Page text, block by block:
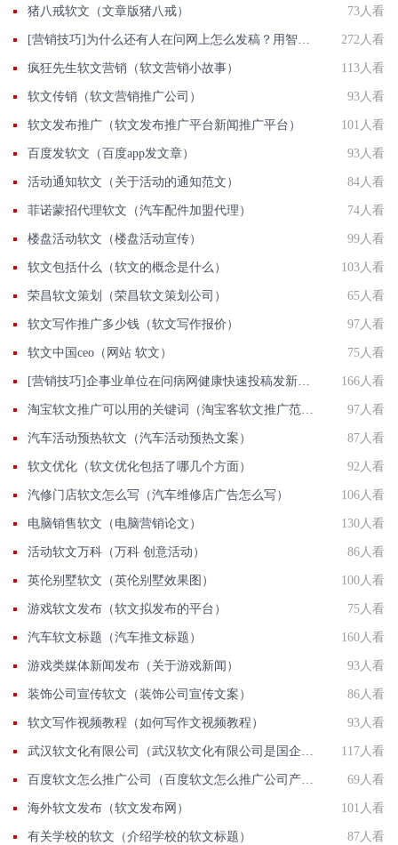
猪八戒软文（文章版猪八戒） 73人看
[营销技巧]为什么还有人在问网上怎么发稿？用智慧软文 272人看
疯狂先生软文营销（软文营销小故事） 113人看
软文传销（软文营销推广公司） 93人看
软文发布推广（软文发布推广平台新闻推广平台） 101人看
百度发软文（百度app发文章） 93人看
活动通知软文（关于活动的通知范文） 84人看
菲诺蒙招代理软文（汽车配件加盟代理） 74人看
楼盘活动软文（楼盘活动宣传） 99人看
软文包括什么（软文的概念是什么） 103人看
荣昌软文策划（荣昌软文策划公司） 65人看
软文写作推广多少钱（软文写作报价） 97人看
软文中国ceo（网站 软文） 75人看
[营销技巧]企事业单位在问病网健康快速投稿发新闻联系方法智慧新闻平台入口 166人看
淘宝软文推广可以用的关键词（淘宝客软文推广范文） 97人看
汽车活动预热软文（汽车活动预热文案） 87人看
软文优化（软文优化包括了哪几个方面） 92人看
汽修门店软文怎么写（汽车维修店广告怎么写） 106人看
电脑销售软文（电脑营销论文） 130人看
活动软文万科（万科 创意活动） 86人看
英伦别墅软文（英伦别墅效果图） 100人看
游戏软文发布（软文拟发布的平台） 75人看
汽车软文标题（汽车推文标题） 160人看
游戏类媒体新闻发布（关于游戏新闻） 93人看
装饰公司宣传软文（装饰公司宣传文案） 86人看
软文写作视频教程（如何写作文视频教程） 93人看
武汉软文化有限公司（武汉软文化有限公司是国企吗） 117人看
百度软文怎么推广公司（百度软文怎么推广公司产品） 69人看
海外软文发布（软文发布网） 101人看
有关学校的软文（介绍学校的软文标题） 87人看